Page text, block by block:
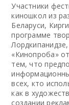
Участники
киношкол из
Беларуси,
программе
«Кинопроба»
тем, что
всех, кто
как в
создании